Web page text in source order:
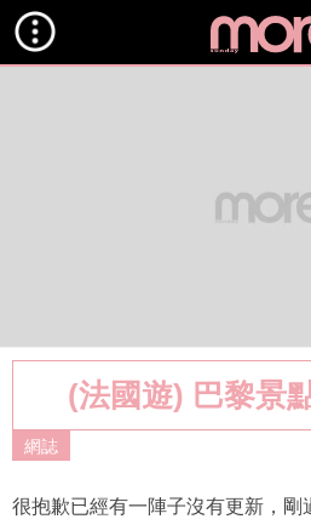
(法國遊) 巴黎景
網誌
很抱歉已經有一陣子沒有更新，剛